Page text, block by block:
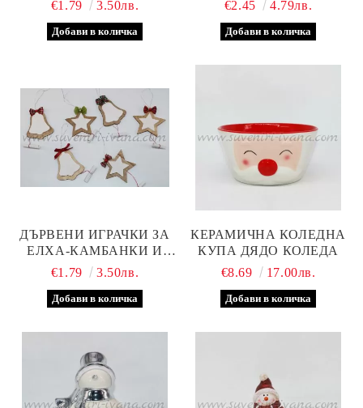
€1.79 3.50лв. €2.45 4.79лв.
ДЪРВЕНИ ИГРАЧКИ ЗА
ЕЛХА-КАМБАНКИ И
ЗВЕЗДИ С КЪСМЕТЧЕ
€1.79 3.50лв.
КЕРАМИЧНА КОЛЕДНА
КУПА ДЯДО КОЛЕДА
€8.69
17.00лв.